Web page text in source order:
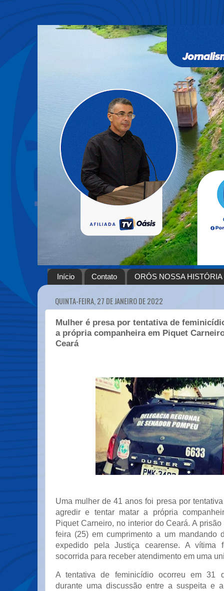
Início Contato ORÓS NOSSA HISTÓRIA
QUINTA-FEIRA, 27 DE JANEIRO DE 2022
Mulher é presa por tentativa de
a própria companheira em Piquet
Ceará
Uma mulher de 41 anos foi presa por
agredir e tentar matar a própria
Piquet Carneiro, no interior do Ceará. A
feira (25) em cumprimento a um mandando
expedido pela Justiça cearense. A
socorrida para receber atendimento em uma
A tentativa de feminicídio ocorreu em 31
durante uma discussão entre a suspeita e